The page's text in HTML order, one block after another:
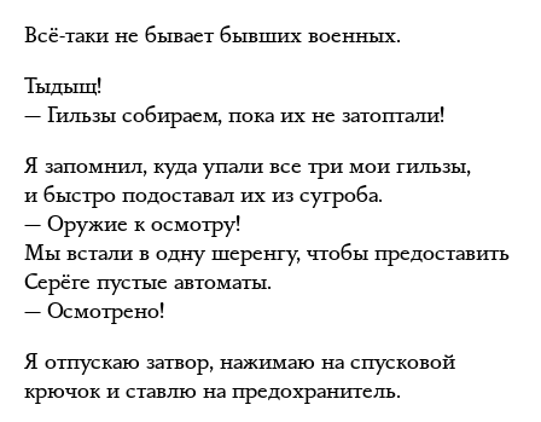
Всё-таки не бывает бывших военных.
Тыдыщ!
— Гильзы собираем, пока их не затоптали!
Я запомнил, куда упали все три мои гильзы,
и быстро подоставал их из сугроба.
— Оружие к осмотру!
Мы встали в одну шеренгу, чтобы предоставить
Серёге пустые автоматы.
— Осмотрено!
Я отпускаю затвор, нажимаю на спусковой
крючок и ставлю на предохранитель.